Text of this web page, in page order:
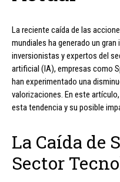
La reciente caída de las
mundiales ha generado un
inversionistas y expertos del
artificial (IA), empresas como
han experimentado una
valorizaciones. En este
esta tendencia y su posible
La Caída de
Sector